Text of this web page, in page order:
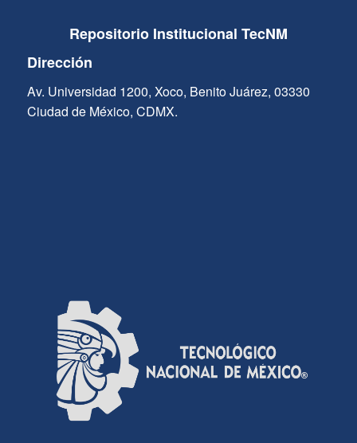
Repositorio Institucional TecNM
Dirección
Av. Universidad 1200, Xoco, Benito Juárez, 03330
Ciudad de México, CDMX.